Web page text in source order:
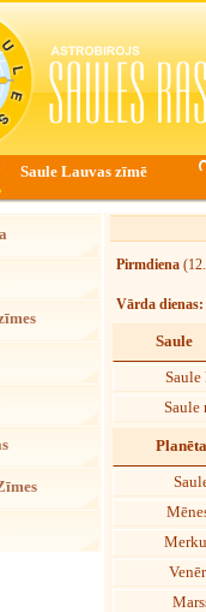
Saule Lauvas zīmē
Pirmdiena
Vārda dienas:
Saule
Saule
Saule
Planēta